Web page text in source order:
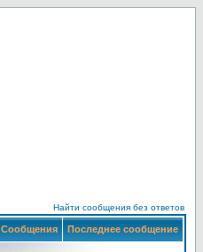
Найти сообщения без ответов
Сообщения Последнее сообщение